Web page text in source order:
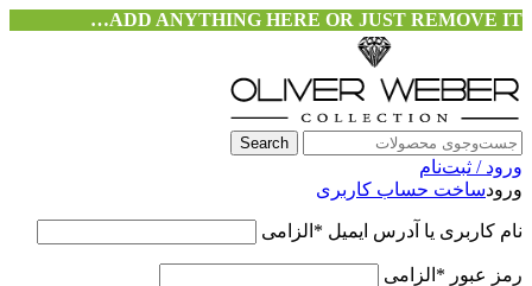
ADD ANYTHING HERE OR JUST REMOVE IT…
Search
ورود / ثبت‌نام
ورودساخت حساب کاربری
نام کاربری یا آدرس ایمیل * الزامی
رمز عبور * الزامی